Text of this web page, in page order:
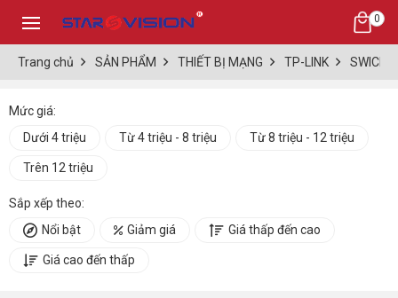
0
Trang chủ SẢN PHẨM THIẾT BỊ MẠNG TP-LINK SWICH
Mức giá:
Dưới 4 triệu
Từ 4 triệu - 8 triệu Từ 8 triệu - 12 triệu
Trên 12 triệu
Sắp xếp theo:
Nổi bật
Giảm giá Giá thấp đến cao
Giá cao đến thấp